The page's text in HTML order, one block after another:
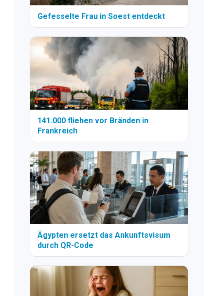
Gefesselte Frau in Soest entdeckt
141.000 fliehen vor Bränden in
Frankreich
Ägypten ersetzt das Ankunftsvisum
durch QR-Code